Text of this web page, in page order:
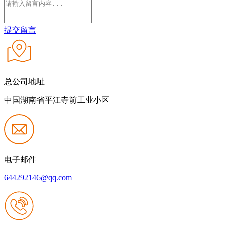
提交留言
总公司地址
中国湖南省平江寺前工业小区
电子邮件
644292146@qq.com